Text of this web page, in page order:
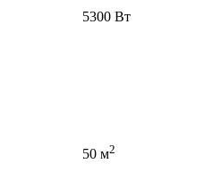
5300 Вт
50 м2